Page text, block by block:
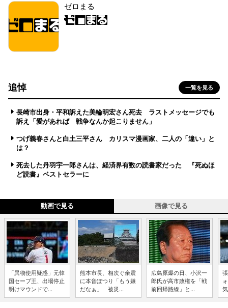
ゼロまる
追悼 一覧を見る
長崎市出身・平和訴えた美輪明宏さん死去 ラストメッセージでも
訴え「愛があれば 戦争なんか起こりません」
つげ義春さんと白土三平さん カリスマ漫画家、二人の「違い」と
は？
死去した丹羽宇一郎さんは、経済界有数の読書家だった 『死ぬほ
ど読書』ベストセラーに
動画で見る 画像で見る
「異物使用疑惑」元韓
国セーブ王、出場停止
明けマウンドで...
熊本市長、相次ぐ余震
に本音ぽつり「もう嫌
だなぁ」 被災...
広島原爆の日、小沢一
郎氏が高市政権を「戦
前回帰路線」と...